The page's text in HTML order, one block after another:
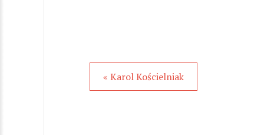
« Karol Kościelniak